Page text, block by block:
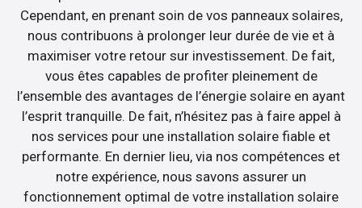
Cependant, en prenant soin de vos panneaux solaires,
nous contribuons à prolonger leur durée de vie et à
maximiser votre retour sur investissement. De fait,
vous êtes capables de profiter pleinement de
l’ensemble des avantages de l’énergie solaire en ayant
l’esprit tranquille. De fait, n’hésitez pas à faire appel à
nos services pour une installation solaire fiable et
performante. En dernier lieu, via nos compétences et
notre expérience, nous savons assurer un
fonctionnement optimal de votre installation solaire